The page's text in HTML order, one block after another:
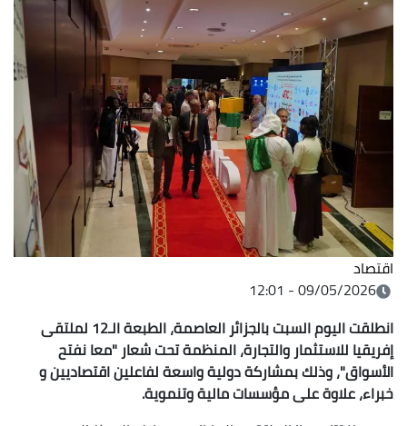
اقتصاد
09/05/2026 - 12:01
انطلقت اليوم السبت بالجزائر العاصمة، الطبعة الـ12 لملتقى
إفريقيا للاستثمار والتجارة، المنظمة تحت شعار "معا نفتح
الأسواق"، وذلك بمشاركة دولية واسعة لفاعلين اقتصاديين و
خبراء، علاوة على مؤسسات مالية وتنموية.